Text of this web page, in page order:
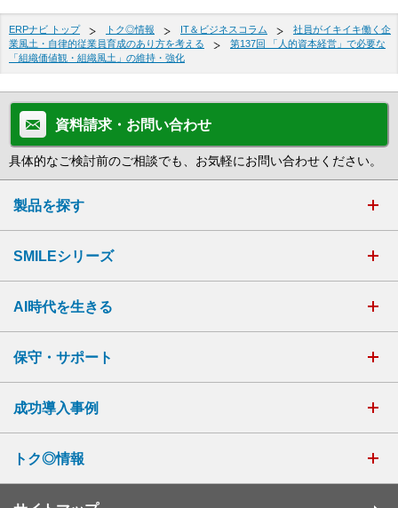
ERPナビ トップ トク◎情報 IT＆ビジネスコラム
社員がイキイキ働く企
業風土・自律的従業員育成のあり方を考える
第137回 「人的資本経営」で必要な
「組織価値観・組織風土」の維持・強化
資料請求・お問い合わせ
具体的なご検討前のご相談でも、お気軽にお問い合わせください。
製品を探す
SMILEシリーズ
AI時代を生きる
保守・サポート
成功導入事例
トク◎情報